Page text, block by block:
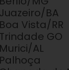
BA
Vista/RR
GO
AL